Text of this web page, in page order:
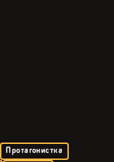
Протагонистка